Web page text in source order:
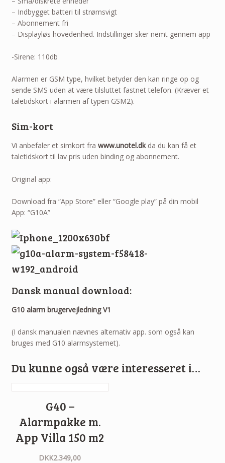
– Indbygget batteri til strømsvigt
– Abonnement fri
– Displayløs hovedenhed. Indstillinger sker nemt gennem app
-Sirene: 110db
Alarmen er GSM type, hvilket betyder den kan ringe op og
sende SMS uden at være tilsluttet fastnet telefon. (Kræver et
taletidskort i alarmen af typen GSM2).
Sim-kort
Vi anbefaler et simkort fra www.unotel.dkda du kan få et
taletidskort til lav pris uden binding og abonnement.
Original app:
Download fra “App Store” eller “Google play” på din mobil
App: “G10A”
Dansk manual download:
G10 alarm brugervejledning V1
(I dansk manualen nævnes alternativ app. som også kan
bruges med G10 alarmsystemet).
Du kunne også være interesseret i…
G40 –
Alarmpakke m.
App Villa 150 m2
DKK2.349,00